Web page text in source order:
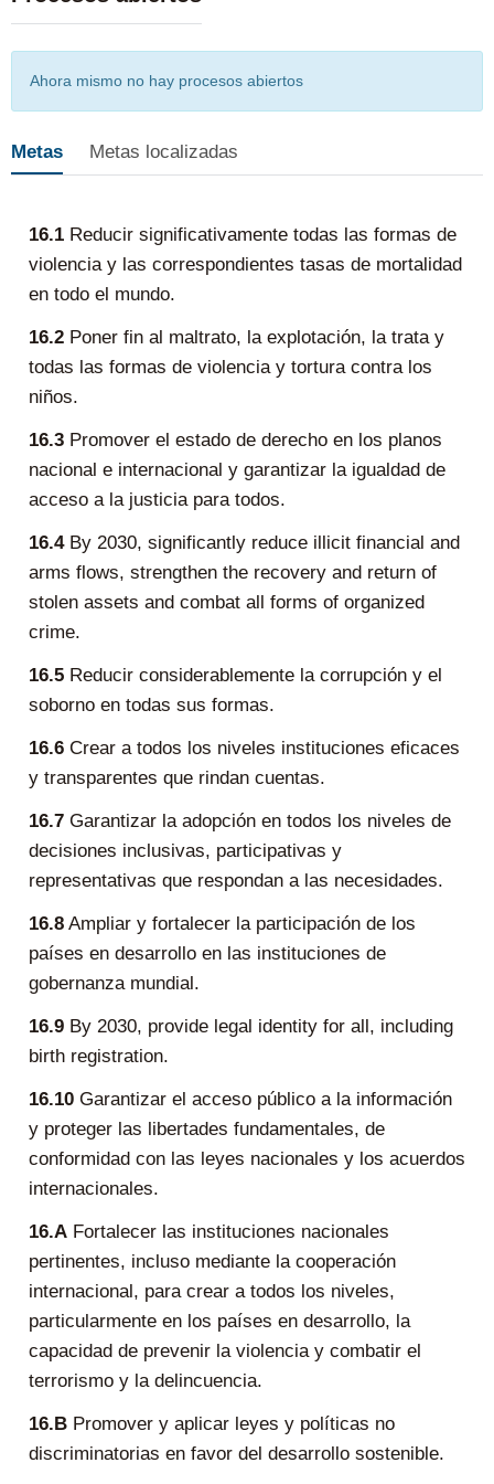
Ahora mismo no hay procesos abiertos
Metas Metas localizadas
16.1 Reducir significativamente todas las formas de
violencia y las correspondientes tasas de mortalidad
en todo el mundo.
16.2 Poner fin al maltrato, la explotación, la trata y
todas las formas de violencia y tortura contra los
niños.
16.3 Promover el estado de derecho en los planos
nacional e internacional y garantizar la igualdad de
acceso a la justicia para todos.
16.4 By 2030, significantly reduce illicit financial and
arms flows, strengthen the recovery and return of
stolen assets and combat all forms of organized
crime.
16.5 Reducir considerablemente la corrupción y el
soborno en todas sus formas.
16.6 Crear a todos los niveles instituciones eficaces
y transparentes que rindan cuentas.
16.7 Garantizar la adopción en todos los niveles de
decisiones inclusivas, participativas y
representativas que respondan a las necesidades.
16.8 Ampliar y fortalecer la participación de los
países en desarrollo en las instituciones de
gobernanza mundial.
16.9 By 2030, provide legal identity for all, including
birth registration.
16.10 Garantizar el acceso público a la información
y proteger las libertades fundamentales, de
conformidad con las leyes nacionales y los acuerdos
internacionales.
16.A Fortalecer las instituciones nacionales
pertinentes, incluso mediante la cooperación
internacional, para crear a todos los niveles,
particularmente en los países en desarrollo, la
capacidad de prevenir la violencia y combatir el
terrorismo y la delincuencia.
16.B Promover y aplicar leyes y políticas no
discriminatorias en favor del desarrollo sostenible.